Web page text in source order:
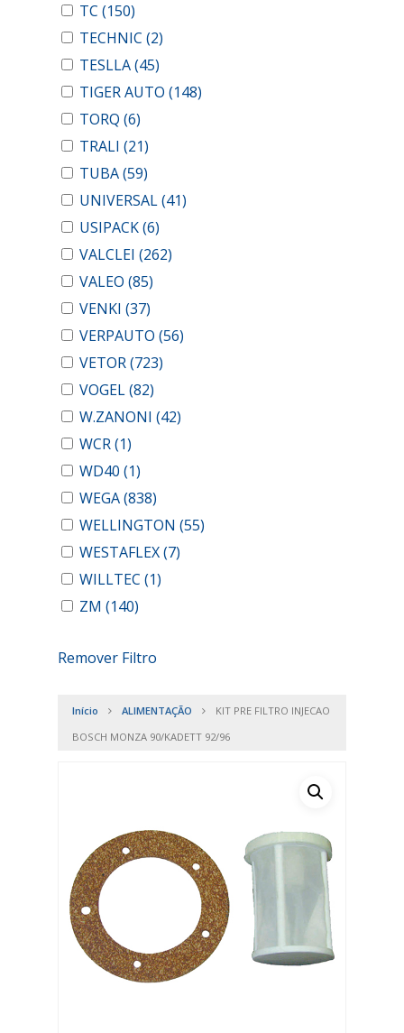
TC (150)
TECHNIC (2)
TESLLA(45)
TIGER AUTO (148)
TORQ (6)
TRALI (21)
TUBA(59)
UNIVERSAL(41)
USIPACK(6)
VALCLEI (262)
VALEO (85)
VENKI (37)
VERPAUTO (56)
VETOR(723)
VOGEL(82)
W.ZANONI (42)
WCR(1)
WD40 (1)
WEGA(838)
WELLINGTON (55)
WESTAFLEX(7)
WILLTEC (1)
ZM (140)
Remover Filtro
Início ALIMENTAÇÃO
KIT PRE FILTRO INJECAO
BOSCH MONZA 90/KADETT 92/96